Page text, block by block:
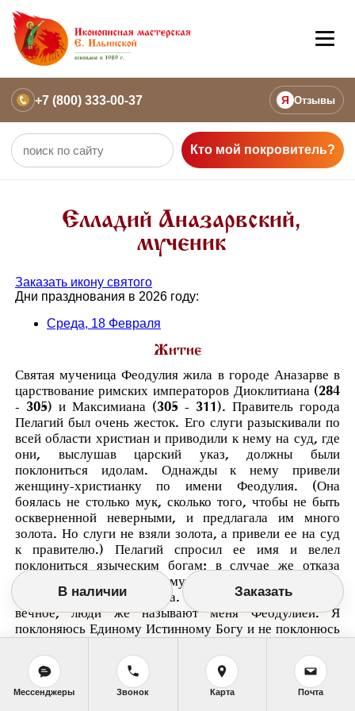
+7 (800) 333-00-37 Я Отзывы
Кто мой покровитель?
Елладий Аназарвский,
мученик
Заказать икону святого
Дни празднования в 2026 году:
Среда, 18 Февраля
Житие
Святая мученица Феодулия жила в городе Аназарве в
царствование римских императоров Диоклитиана (284
- 305) и Максимиана (305 - 311). Правитель города
Пелагий был очень жесток. Его слуги разыскивали по
всей области христиан и приводили к нему на суд, где
они, выслушав царский указ, должны были
поклониться идолам. Однажды к нему привели
женщину-христианку по имени Феодулия. (Она
боялась не столько мук, сколько того, чтобы не быть
оскверненной неверными, и предлагала им много
золота. Но слуги не взяли золота, а привели ее на суд
к правителю.) Пелагий спросил ее имя и велел
поклониться языческим богам; в случае же отказа
грозил ей жестокими муками. Святая Феодулия
отвечала: "Я - христианка. Имя это мое почетное и
вечное, люди же называют меня Феодулией. Я
поклоняюсь Единому Истинному Богу и не поклонюсь
Пелагий рассвирепел и приказал начинать пытки.
Господь подал Феодулии Свою помощь, и она не
чувствовала боли. Пелагий же приписал это действию
В наличии Заказать
Мессенджеры Звонок Карта Почта